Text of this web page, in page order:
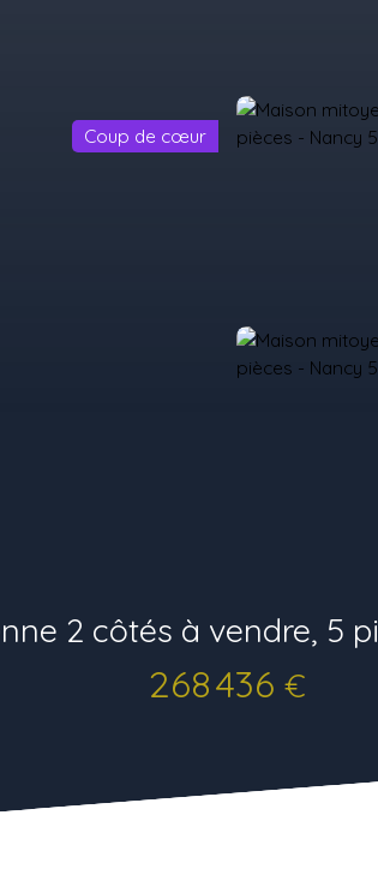
Coup de cœur
2 côtés à vendre, 5
268 436 €